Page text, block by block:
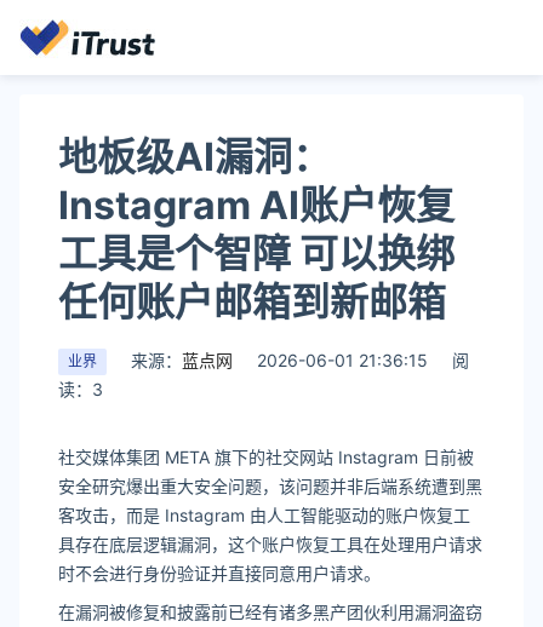
地板级AI漏洞：
Instagram AI账户恢复
工具是个智障 可以换绑
任何账户邮箱到新邮箱
业界 来源： 蓝点网 2026-06-01 21:36:15
阅
读：3
社交媒体集团 META 旗下的社交网站 Instagram 日前被
安全研究爆出重大安全问题，该问题并非后端系统遭到黑
客攻击，而是 Instagram 由人工智能驱动的账户恢复工
具存在底层逻辑漏洞，这个账户恢复工具在处理用户请求
时不会进行身份验证并直接同意用户请求。
在漏洞被修复和披露前已经有诸多黑产团伙利用漏洞盗窃